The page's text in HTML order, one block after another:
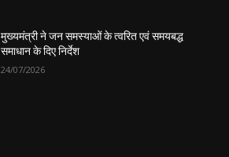
मुख्यमंत्री ने जन समस्याओं के त्वरित एवं समयबद्ध
समाधान के दिए निर्देश
24/07/2026